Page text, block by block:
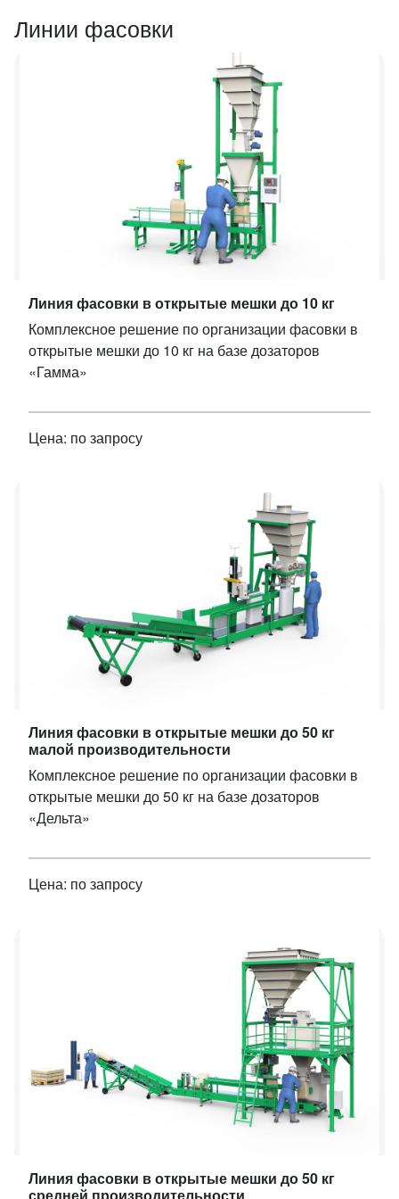
Линии фасовки
Линия фасовки в открытые мешки до 10 кг
Комплексное решение по организации фасовки в
открытые мешки до 10 кг на базе дозаторов
«Гамма»
Цена: по запросу
Линия фасовки в открытые мешки до 50 кг
малой производительности
Комплексное решение по организации фасовки в
открытые мешки до 50 кг на базе дозаторов
«Дельта»
Цена: по запросу
Линия фасовки в открытые мешки до 50 кг